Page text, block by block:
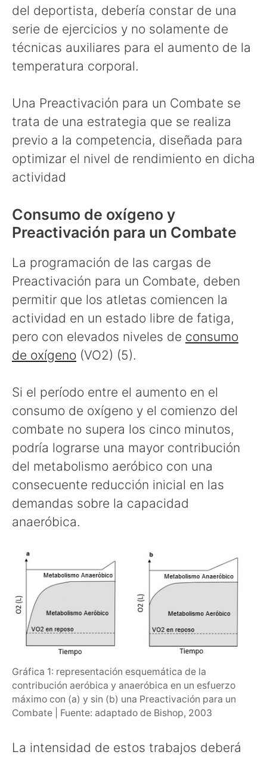
del deportista, debería constar de una
serie de ejercicios y no solamente de
técnicas auxiliares para el aumento de la
temperatura corporal.
Una Preactivación para un Combate se
trata de una estrategia que se realiza
previo a la competencia, diseñada para
optimizar el nivel de rendimiento en dicha
actividad
Consumo de oxígeno y
Preactivación para un Combate
La programación de las cargas de
Preactivación para un Combate, deben
permitir que los atletas comiencen la
actividad en un estado libre de fatiga,
pero con elevados niveles de consumo
de oxígeno (VO2) (5).
Si el período entre el aumento en el
consumo de oxígeno y el comienzo del
combate no supera los cinco minutos,
podría lograrse una mayor contribución
del metabolismo aeróbico con una
consecuente reducción inicial en las
demandas sobre la capacidad
anaeróbica.
Gráfica 1: representación esquemática de la
contribución aeróbica y anaeróbica en un esfuerzo
máximo con (a) y sin (b) una Preactivación para un
Combate | Fuente: adaptado de Bishop, 2003
La intensidad de estos trabajos deberá